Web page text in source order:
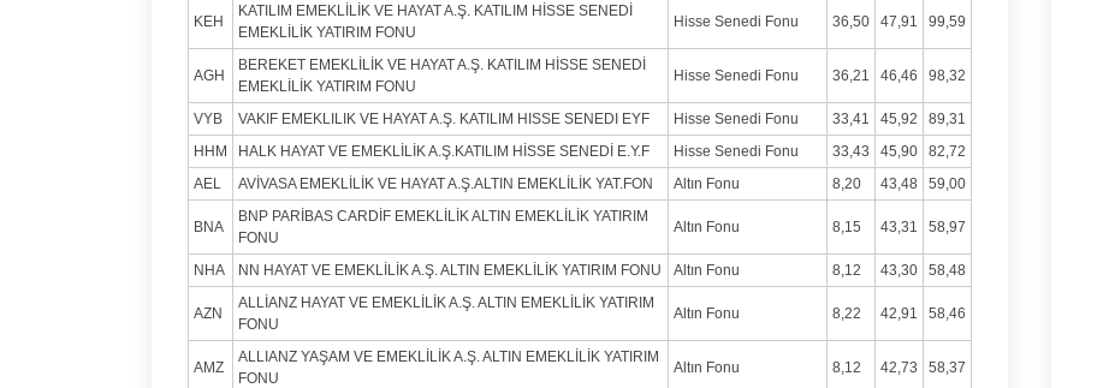
KEH
KATILIM EMEKLİLİK VE HAYAT A.Ş. KATILIM HİSSE SENEDİ
EMEKLİLİK YATIRIM FONU
Hisse Senedi Fonu 36,50 47,91 99,59
AGH
BEREKET EMEKLİLİK VE HAYAT A.Ş. KATILIM HİSSE SENEDİ
EMEKLİLİK YATIRIM FONU
Hisse Senedi Fonu 36,21 46,46 98,32
VYB VAKIF EMEKLILIK VE HAYAT A.Ş. KATILIM HISSE SENEDI EYF Hisse Senedi Fonu 33,41 45,92
89,31
HHM
HALK HAYAT VE EMEKLİLİK A.Ş.KATILIM HİSSE SENEDİ E.Y.F Hisse Senedi Fonu 33,43 45,90
82,72
AEL
AVİVASA EMEKLİLİK VE HAYAT A.Ş.ALTIN EMEKLİLİK YAT.FON Altın Fonu 8,20 43,48 59,00
BNA
BNP PARİBAS CARDİF EMEKLİLİK ALTIN EMEKLİLİK YATIRIM
FONU
Altın Fonu 8,15 43,31 58,97
NHA NN HAYAT VE EMEKLİLİK A.Ş. ALTIN EMEKLİLİK YATIRIM FONU Altın Fonu 8,12 43,30 58,48
AZN
ALLİANZ HAYAT VE EMEKLİLİK A.Ş. ALTIN EMEKLİLİK YATIRIM
FONU
Altın Fonu 8,22 42,91 58,46
AMZ
ALLIANZ YAŞAM VE EMEKLİLİK A.Ş. ALTIN EMEKLİLİK YATIRIM
FONU
Altın Fonu 8,12 42,73 58,37